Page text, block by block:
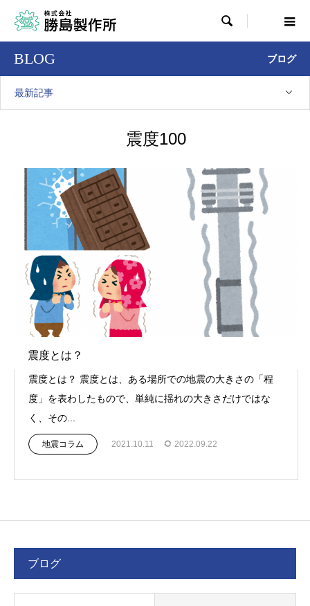

BLOG ブログ
最新記事
震度100
震度とは？
震度とは？ 震度とは、ある場所での地震の大きさの「程
度」を表わしたもので、単純に揺れの大きさだけではな
く、その...
地震コラム 2021.10.11 2022.09.22
ブログ